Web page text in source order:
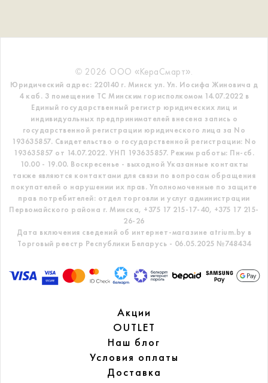
© 2026 ООО «КераСмарт».
Юридический адрес: 220140 г. Минск ул. Ул. Иосифа Жиновича д
4 каб. 3 помещение ТС Минским горисполкомом 14.07.2022 в
Единый государственный регистр юридических лиц и
индивидуальных предпринимателей внесена запись о
государственной регистрации юридического лица за No
193635857. Свидетельство о государственной регистрации: No
193635857 от 14.07.2022. УНП 193635857. Режим работы: Пн-сб.
10.00 - 19.00. Воскресенье - выходной Указанные контакты
также являются контактами для связи по вопросам обращения
покупателей о нарушении их прав. Уполномоченные по защите
прав потребителей: отдел торговли и услуг администрации
Первомайского района г. Минска, +375 17 215-17-40, +375 17 215-
26-26
Дата включения сведений об интернет-магазине atrium.by в
Торговый реестр Республики Беларусь - 06.05.2025 №748434
Акции
OUTLET
Наш блог
Условия оплаты
Доставка